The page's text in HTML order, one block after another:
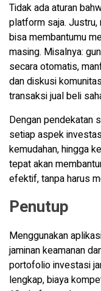
Tidak ada aturan
platform saja. Justru,
bisa membantumu
masing. Misalnya:
secara otomatis,
dan diskusi
transaksi jual beli
Dengan pendekatan
setiap aspek
kemudahan, hingga
tepat akan
efektif, tanpa harus
Penutup
Menggunakan
jaminan keamanan
portofolio investasi
lengkap, biaya